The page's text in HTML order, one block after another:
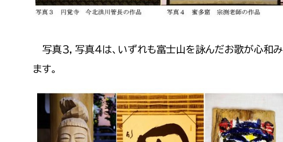
写真３，写真４は、いずれも富士山を詠んだお歌が心和み
ます。